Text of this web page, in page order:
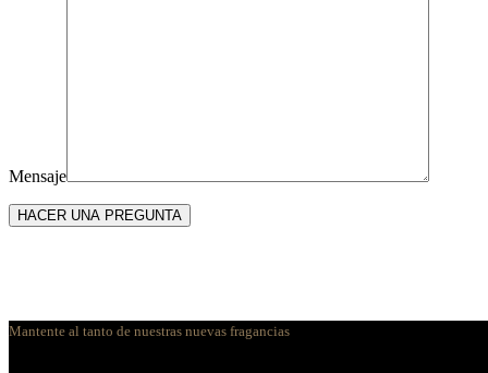
Mensaje
Mantente al tanto de nuestras nuevas fragancias